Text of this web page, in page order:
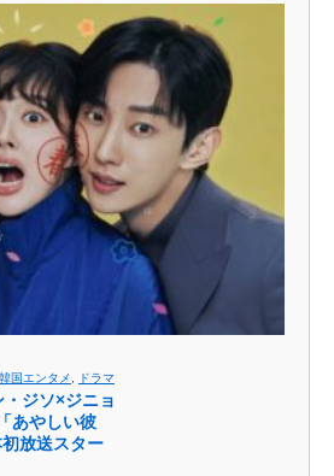
韓国エンタメ ドラマ
ジソ×ジニョ
あやしい彼
放送スター